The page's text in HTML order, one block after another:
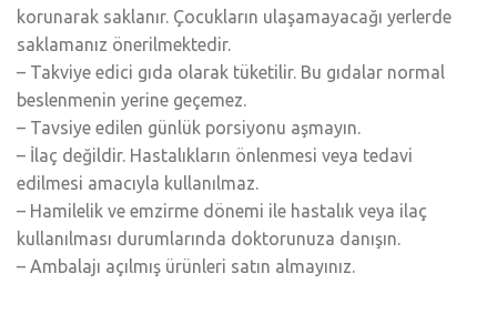
korunarak saklanır. Çocukların ulaşamayacağı yerlerde
saklamanız önerilmektedir.
– Takviye edici gıda olarak tüketilir. Bu gıdalar normal
beslenmenin yerine geçemez.
– Tavsiye edilen günlük porsiyonu aşmayın.
– İlaç değildir. Hastalıkların önlenmesi veya tedavi
edilmesi amacıyla kullanılmaz.
– Hamilelik ve emzirme dönemi ile hastalık veya ilaç
kullanılması durumlarında doktorunuza danışın.
– Ambalajı açılmış ürünleri satın almayınız.